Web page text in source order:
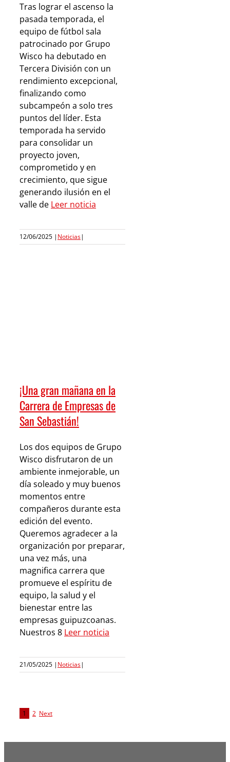
Tras lograr el ascenso la
pasada temporada, el
equipo de fútbol sala
patrocinado por Grupo
Wisco ha debutado en
Tercera División con un
rendimiento excepcional,
finalizando como
subcampeón a solo tres
puntos del líder. Esta
temporada ha servido
para consolidar un
proyecto joven,
comprometido y en
crecimiento, que sigue
generando ilusión en el
valle de Leer noticia
12/06/2025 | Noticias|
¡Una gran mañana en la
Carrera de Empresas de
San Sebastián!
Los dos equipos de Grupo
Wisco disfrutaron de un
ambiente inmejorable, un
día soleado y muy buenos
momentos entre
compañeros durante esta
edición del evento.
Queremos agradecer a la
organización por preparar,
una vez más, una
magnifica carrera que
promueve el espíritu de
equipo, la salud y el
bienestar entre las
empresas guipuzcoanas.
Nuestros 8 Leer noticia
21/05/2025 | Noticias|
1 2 Next